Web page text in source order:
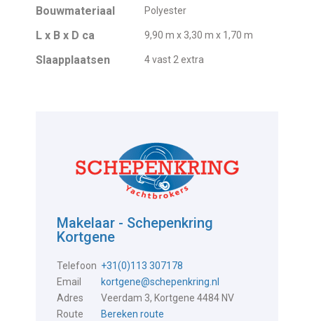
Bouwmateriaal
Polyester
L x B x D ca 9,90 m x 3,30 m x 1,70 m
Slaapplaatsen 4 vast 2 extra
Makelaar - Schepenkring
Kortgene
Telefoon +31(0)113 307178
Email
kortgene@schepenkring.nl
Adres
Veerdam 3, Kortgene 4484 NV
Route
Bereken route